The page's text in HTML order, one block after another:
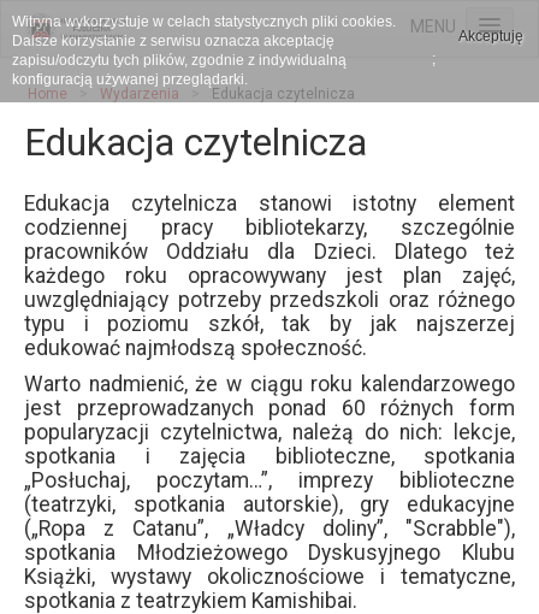
MENU
HOME
Projekty
Galeria
Kontakt
Home Wydarzenia Edukacja czytelnicza
Edukacja czytelnicza
Edukacja czytelnicza stanowi istotny element
codziennej pracy bibliotekarzy, szczególnie
pracowników Oddziału dla Dzieci. Dlatego też
każdego roku opracowywany jest plan zajęć,
uwzględniający potrzeby przedszkoli oraz różnego
typu i poziomu szkół, tak by jak najszerzej
edukować najmłodszą społeczność.
Warto nadmienić, że w ciągu roku kalendarzowego
jest przeprowadzanych ponad 60 różnych form
popularyzacji czytelnictwa, należą do nich: lekcje,
spotkania i zajęcia biblioteczne, spotkania
„Posłuchaj, poczytam…”, imprezy biblioteczne
(teatrzyki, spotkania autorskie), gry edukacyjne
(„Ropa z Catanu”, „Władcy doliny”, "Scrabble"),
spotkania Młodzieżowego Dyskusyjnego Klubu
Książki, wystawy okolicznościowe i tematyczne,
spotkania z teatrzykiem Kamishibai.
Witryna wykorzystuje w celach statystycznych pliki cookies.
Dalsze korzystanie z serwisu oznacza akceptację
zapisu/odczytu tych plików, zgodnie z indywidualną
konfiguracją używanej przeglądarki.
Akceptuję
;